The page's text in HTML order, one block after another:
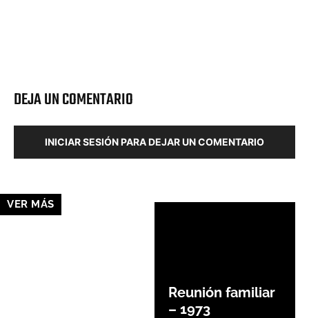
DEJA UN COMENTARIO
INICIAR SESIÓN PARA DEJAR UN COMENTARIO
VER MÁS
Reunión familiar
– 1973